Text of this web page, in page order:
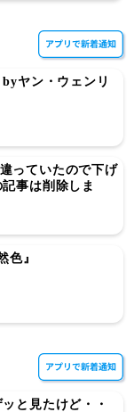
ヤン・ウェンリ
っていたので下げ
事は削除しま
色』
と見たけど・・